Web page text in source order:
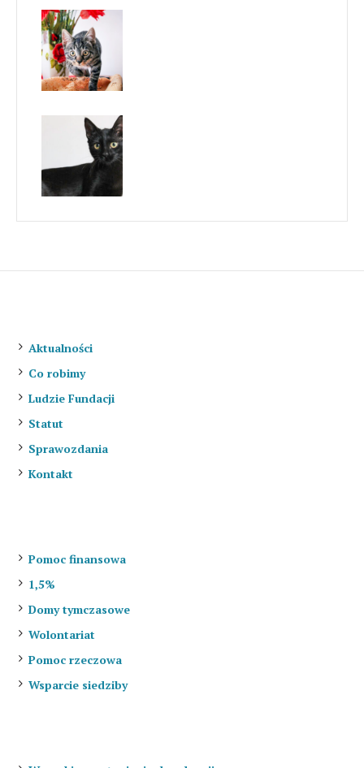
Aktualności
Co robimy
Ludzie Fundacji
Statut
Sprawozdania
Kontakt
Pomoc finansowa
1,5%
Domy tymczasowe
Wolontariat
Pomoc rzeczowa
Wsparcie siedziby